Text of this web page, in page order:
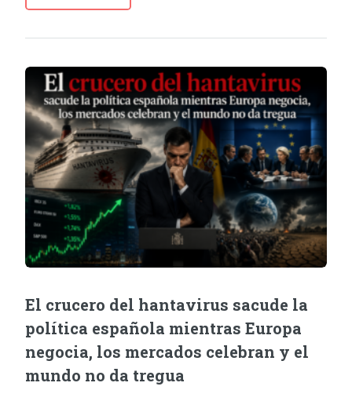
El crucero del hantavirus sacude la
política española mientras Europa
negocia, los mercados celebran y el
mundo no da tregua